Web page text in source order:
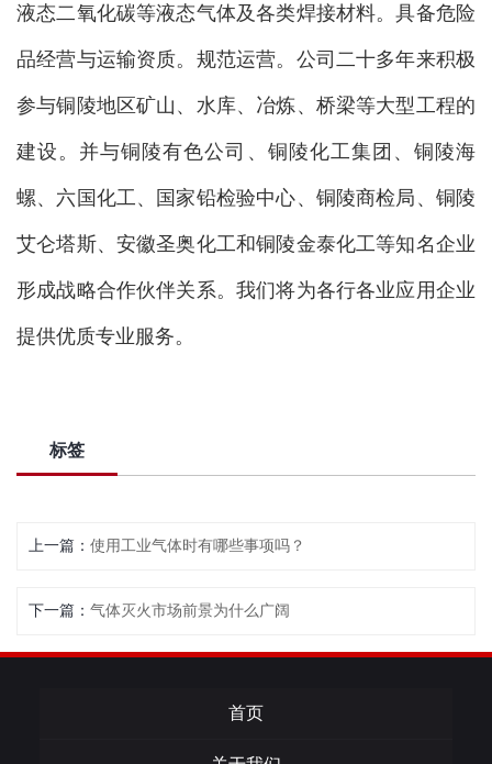
液态二氧化碳等液态气体及各类焊接材料。具备危险
品经营与运输资质。规范运营。公司二十多年来积极
参与铜陵地区矿山、水库、冶炼、桥梁等大型工程的
建设。并与铜陵有色公司、铜陵化工集团、铜陵海
螺、六国化工、国家铅检验中心、铜陵商检局、铜陵
艾仑塔斯、安徽圣奥化工和铜陵金泰化工等知名企业
形成战略合作伙伴关系。我们将为各行各业应用企业
提供优质专业服务。
标签
上一篇： 使用工业气体时有哪些事项吗？
下一篇： 气体灭火市场前景为什么广阔
首页